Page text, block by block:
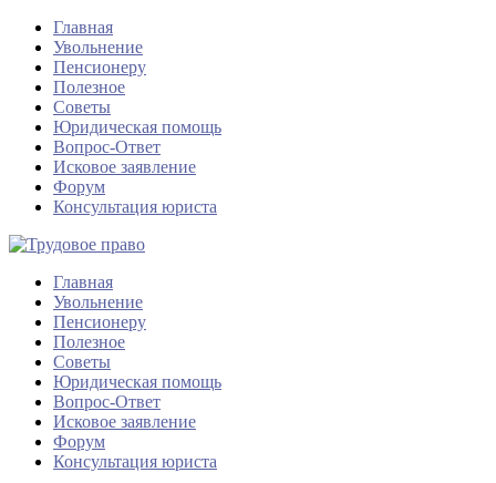
Главная
Увольнение
Пенсионеру
Полезное
Советы
Юридическая помощь
Вопрос-Ответ
Исковое заявление
Форум
Консультация юриста
Главная
Увольнение
Пенсионеру
Полезное
Советы
Юридическая помощь
Вопрос-Ответ
Исковое заявление
Форум
Консультация юриста